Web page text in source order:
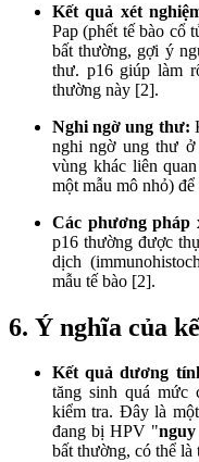
Kết quả xét
Pap (phết tế bào cổ
bất thường, gợi ý
thư. p16 giúp làm
thường này [2].
Nghi ngờ ung thư:
nghi ngờ ung thư ở
vùng khác liên
một mẫu mô nhỏ)
Các phương pháp
p16 thường được
dịch
mẫu tế bào [2].
6. Ý nghĩa của
Kết quả dương
tăng sinh quá mức
kiểm tra. Đây là
đang bị HPV "nguy
bất thường, có thể